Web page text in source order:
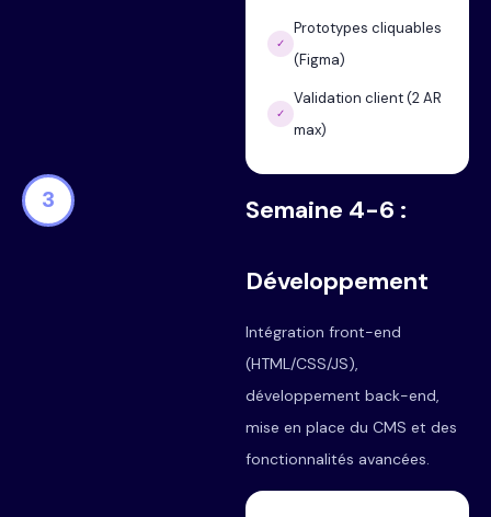
✓
Prototypes cliquables
(Figma)
✓
Validation client (2 AR
max)
3 Semaine 4-6 :
Développement
Intégration front-end
(HTML/CSS/JS),
développement back-end,
mise en place du CMS et des
fonctionnalités avancées.